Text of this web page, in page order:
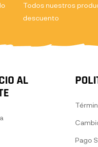
Todos nuestros
descuento
AL
Pago